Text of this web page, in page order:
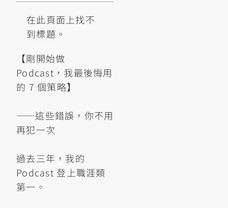
在此頁面上找不
到標題。
【剛開始做
Podcast，我最後悔用
的 7 個策略】
——這些錯誤，你不用
再犯一次
過去三年，我的
Podcast 登上職涯類
第一。